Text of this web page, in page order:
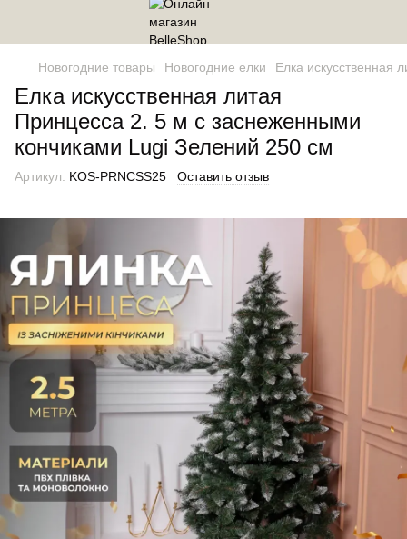
Новогодние товары Новогодние елки Елка искусственная
Елка искусственная литая
Принцесса 2. 5 м с заснеженными
кончиками Lugi Зелений 250 см
Артикул: KOS-PRNCSS25 Оставить отзыв